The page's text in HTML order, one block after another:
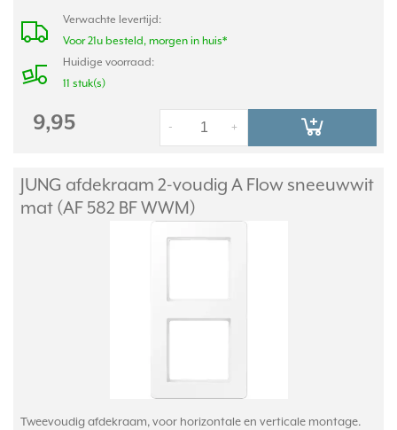
Verwachte levertijd:
Voor 21u besteld, morgen in huis*
Huidige voorraad:
11 stuk(s)
9,95 +
-
JUNG afdekraam 2-voudig A Flow sneeuwwit
mat (AF 582 BF WWM)
Tweevoudig afdekraam, voor horizontale en verticale montage.